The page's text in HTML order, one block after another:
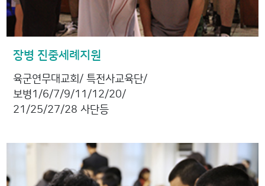
장병 진중세례지원
육군연무대교회/ 특전사교육단/
보병1/6/7/9/11/12/20/
21/25/27/28 사단등